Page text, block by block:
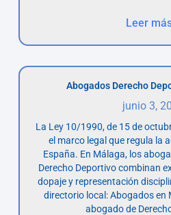
Leer
Abogados Derecho
junio 3,
La Ley 10/1990, de 15 de
el marco legal que regula la
España. En Málaga, los
Derecho Deportivo combinan
dopaje y representación
directorio local: Abogados en
abogado de